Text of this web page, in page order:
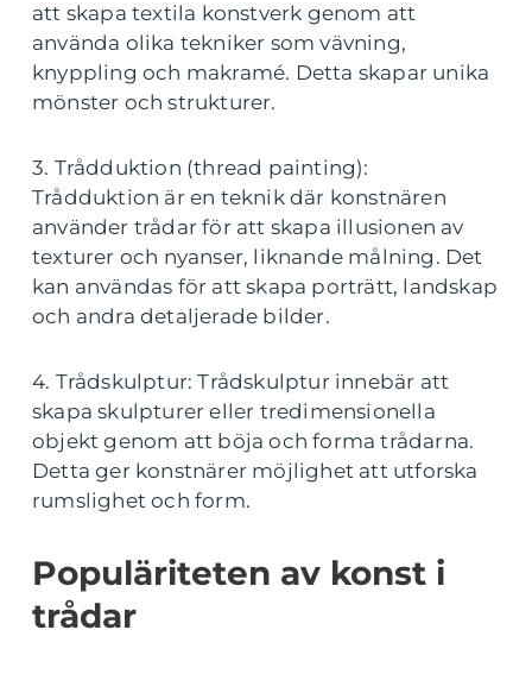
att skapa textila konstverk genom att
använda olika tekniker som vävning,
knyppling och makramé. Detta skapar unika
mönster och strukturer.
3. Trådduktion (thread painting):
Trådduktion är en teknik där konstnären
använder trådar för att skapa illusionen av
texturer och nyanser, liknande målning. Det
kan användas för att skapa porträtt, landskap
och andra detaljerade bilder.
4. Trådskulptur: Trådskulptur innebär att
skapa skulpturer eller tredimensionella
objekt genom att böja och forma trådarna.
Detta ger konstnärer möjlighet att utforska
rumslighet och form.
Populäriteten av konst i
trådar